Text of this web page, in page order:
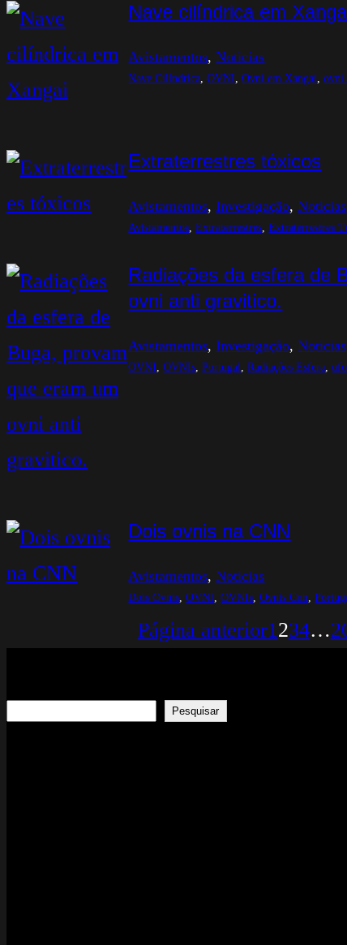
Nave cilíndrica em
Avistamentos, Noticias
Nave Cilíndrica, OVNI, Ovni em Xangai, ovni
Extraterrestres tóxicos
Avistamentos, Investigação, Noticias
Avistamentos, Extraterrestres, Extraterrestres
Radiações da esfera de
ovni anti gravitico.
Avistamentos, Investigação, Noticias
OVNI, OVNIs, Portugal, Radiações Esfera, ufo
Dois ovnis na CNN
Avistamentos, Noticias
Dois Ovnis, OVNI, OVNIs, Ovnis Cnn,
Página anterior1234…
Search Pesquisar